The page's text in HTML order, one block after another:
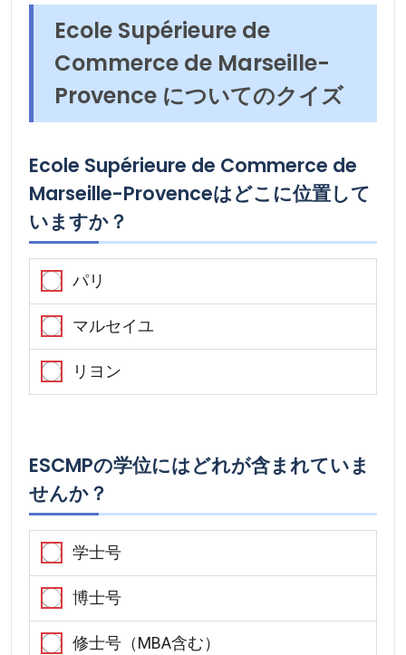
Ecole Supérieure de
Commerce de Marseille-
Provence についてのクイズ
Ecole Supérieure de Commerce de
Marseille-Provenceはどこに位置して
いますか？
パリ
マルセイユ
リヨン
ESCMPの学位にはどれが含まれていま
せんか？
学士号
博士号
修士号（MBA含む）